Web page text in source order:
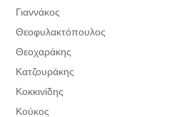
Γιαννάκος
Θεοφυλακτόπουλος
Θεοχαράκης
Κατζουράκης
Κοκκινίδης
Κούκος